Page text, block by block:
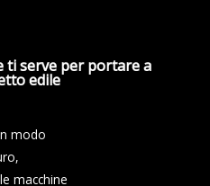
ti serve per portare a
edile
modo
macchine